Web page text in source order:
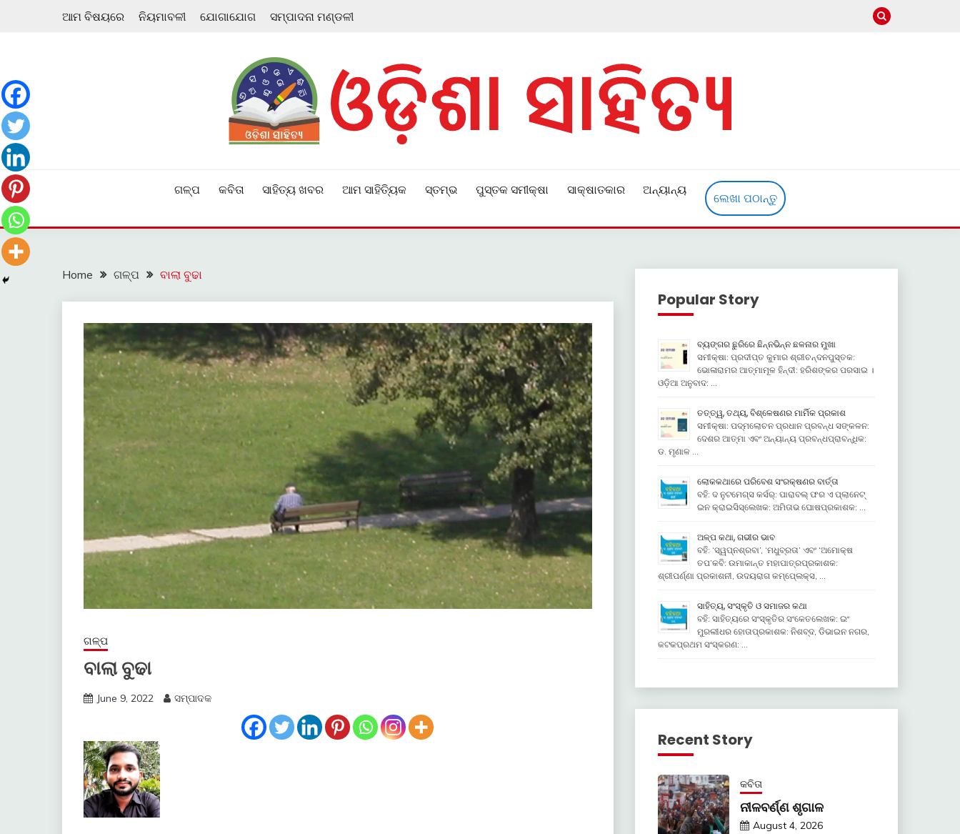
ଆମ ବିଷୟରେ ନିୟମାବଳୀ ଯୋଗାଯୋଗ ସମ୍ପାଦନା ମଣ୍ଡଳୀ
ଗଳ୍ପ କବିତା ସାହିତ୍ୟ ଖବର ଆମ ସାହିତ୍ୟିକ ସ୍ତମ୍ଭ ପୁସ୍ତକ ସମୀକ୍ଷା ସାକ୍ଷାତକାର ଅନ୍ୟାନ୍ୟ
ଲେଖା ପଠାନ୍ତୁ
Home ଗଳ୍ପ ବାଲା ବୁଢା
ଗଳ୍ପ
ବାଲା ବୁଢା
June 9, 2022 ସମ୍ପାଦକ
Popular Story
ବ୍ୟଙ୍ଗର ଛୁରିରେ ଛିନ୍ନଭିନ୍ନ ଛଳନାର ମୁଖା
ସମୀକ୍ଷା: ପ୍ରଦୀପ୍ତ କୁମାର ଶ୍ରୀଚନ୍ଦନପୁସ୍ତକ:
ଭୋଳାରାମର ଆତ୍ମାମୂଳ ହିନ୍ଦୀ: ହରିଶଙ୍କର ପରସାଇ ।
ଓଡ଼ିଆ ଅନୁବାଦ: …
ତତ୍ତ୍ୱ, ତଥ୍ୟ, ବିଶ୍ଳେଷଣର ମାର୍ମିକ ପ୍ରକାଶ
ସମୀକ୍ଷା: ପଦ୍ମଲୋଚନ ପ୍ରଧାନ ପ୍ରବନ୍ଧ ସଙ୍କଳନ:
ଦେଶର ଆତ୍ମା ଏବଂ ଅନ୍ୟାନ୍ୟ ପ୍ରବନ୍ଧପ୍ରାବନ୍ଧିକ:
ଡ. ମୃଣାଳ …
ଲୋକକଥାରେ ପରିବେଶ ସଂରକ୍ଷଣର ବାର୍ତ୍ତା
ବହି: ଦ ନୁଟମେଗ୍ସ କର୍ସର୍: ପାରାବଲ୍ ଫର ଏ ପ୍ଲାନେଟ୍
ଇନ କ୍ରାଇସିସ୍ଲେଖକ: ଅମିତାଭ ଘୋଷପ୍ରକାଶକ: …
ଅଳ୍ପ କଥା, ଗଭୀର ଭାବ
ବହି: ‘ସ୍ୱପ୍ନଶ୍ରବା’, ‘ମଧୁବ୍ରତା’ ଏବଂ ‘ଅମୋକ୍ଷ
ତପ’କବି: ଉମାକାନ୍ତ ମହାପାତ୍ରପ୍ରକାଶକ:
ଶ୍ରୀପର୍ଣ୍ଣା ପ୍ରକାଶନୀ, ଉଦୟରାଗ କମ୍ପେ୍ଲକ୍ସ, …
ସାହିତ୍ୟ, ସଂସ୍କୃତି ଓ ସମାଜର କଥା
ବହି: ସାହିତ୍ୟରେ ସଂସ୍କୃତିର ସଂକେତଲେଖକ: ଇଂ
ମୁରଲୀଧର ହୋତାପ୍ରକାଶକ: ନିଶବ୍ଦ, ଡିଭାଇନ ନଗର,
କଟକପ୍ରଥମ ସଂସ୍କରଣ: …
Recent Story
କବିତା
ନୀଳବର୍ଣ୍ଣ ଶୃଗାଳ
August 4, 2026